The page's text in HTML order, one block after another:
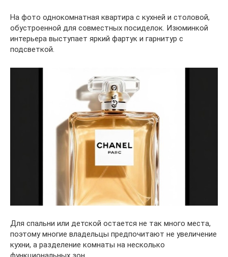
На фото однокомнатная квартира с кухней и столовой,
обустроенной для совместных посиделок. Изюминкой
интерьера выступает яркий фартук и гарнитур с
подсветкой.
Для спальни или детской остается не так много места,
поэтому многие владельцы предпочитают не увеличение
кухни, а разделение комнаты на несколько